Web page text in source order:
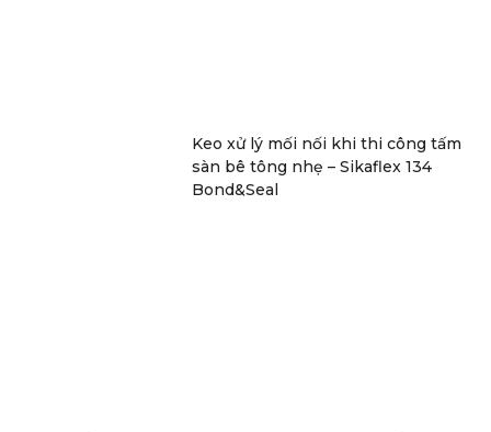
Keo xử lý mối nối khi thi công tấm
sàn bê tông nhẹ – Sikaflex 134
Bond&Seal